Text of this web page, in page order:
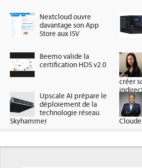
Nextcloud ouvre
davantage son App
Store aux ISV
Beemo valide la
certification HDS v2.0
créer
Upscale AI prépare le
déploiement de la
technologie réseau
Skyhammer